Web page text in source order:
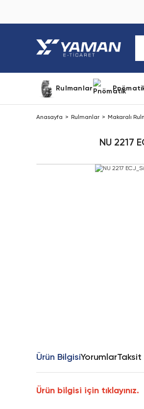
Rulmanlar
Anasayfa Rulmanlar Makaralı
NU 2217
Ürün BilgisiYorumlarTaksit
Ürün bilgisi için tıklayınız.